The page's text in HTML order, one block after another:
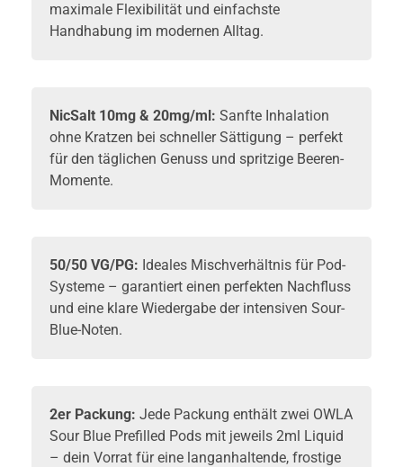
maximale Flexibilität und einfachste
Handhabung im modernen Alltag.
NicSalt 10mg & 20mg/ml: Sanfte Inhalation
ohne Kratzen bei schneller Sättigung – perfekt
für den täglichen Genuss und spritzige Beeren-
Momente.
50/50 VG/PG: Ideales Mischverhältnis für Pod-
Systeme – garantiert einen perfekten Nachfluss
und eine klare Wiedergabe der intensiven Sour-
Blue-Noten.
2er Packung: Jede Packung enthält zwei OWLA
Sour Blue Prefilled Pods mit jeweils 2ml Liquid
– dein Vorrat für eine langanhaltende, frostige